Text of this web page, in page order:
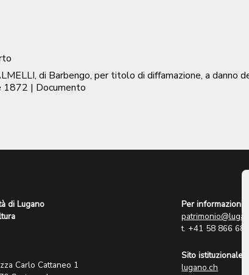
di Barbengo, per titolo di diffamazione, a danno
1872 | Documento
di Lugano
Carlo Cattaneo 1
Per informazioni:
t. +41 58 866 68
Sito istituzionale:
lugano.ch